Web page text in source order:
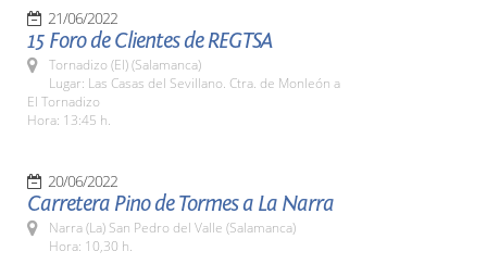
21/06/2022
15 Foro de Clientes de REGTSA
Tornadizo (El) (Salamanca)
Lugar: Las Casas del Sevillano. Ctra. de Monleón a
El Tornadizo
Hora: 13:45 h.
20/06/2022
Carretera Pino de Tormes a La Narra
Narra (La) San Pedro del Valle (Salamanca)
Hora: 10,30 h.